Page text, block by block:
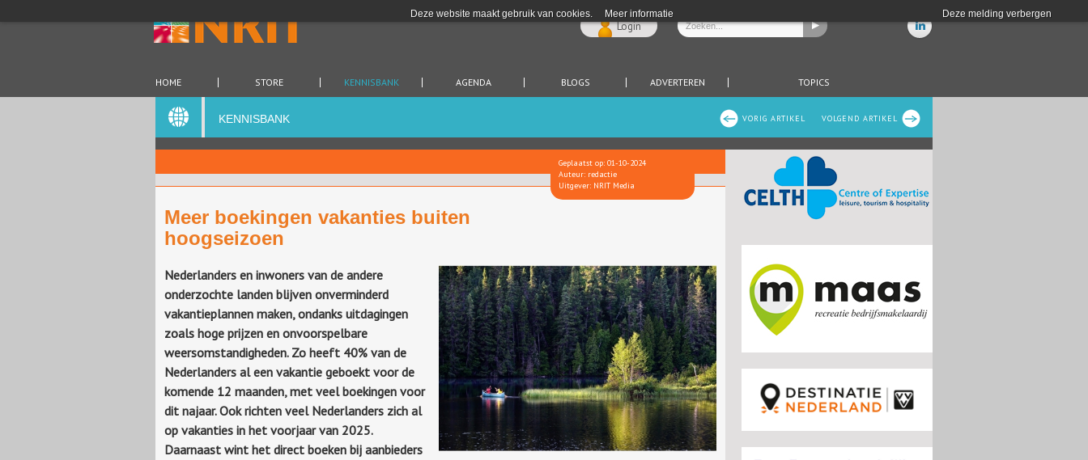
Deze website maakt gebruik van cookies. Meer informatie Deze melding verbergen
Login
HOME STORE KENNISBANK AGENDA BLOGS ADVERTEREN TOPICS
VOLGEND ARTIKEL
VORIG ARTIKEL
KENNISBANK
Geplaatst op: 01-10-2024
Auteur: redactie
Uitgever: NRIT Media
Meer boekingen vakanties buiten
hoogseizoen
Nederlanders en inwoners van de andere
onderzochte landen blijven onverminderd
vakantieplannen maken, ondanks uitdagingen
zoals hoge prijzen en onvoorspelbare
weersomstandigheden. Zo heeft 40% van de
Nederlanders al een vakantie geboekt voor de
komende 12 maanden, met veel boekingen voor
dit najaar. Ook richten veel Nederlanders zich al
op vakanties in het voorjaar van 2025.
Daarnaast wint het direct boeken bij aanbieders